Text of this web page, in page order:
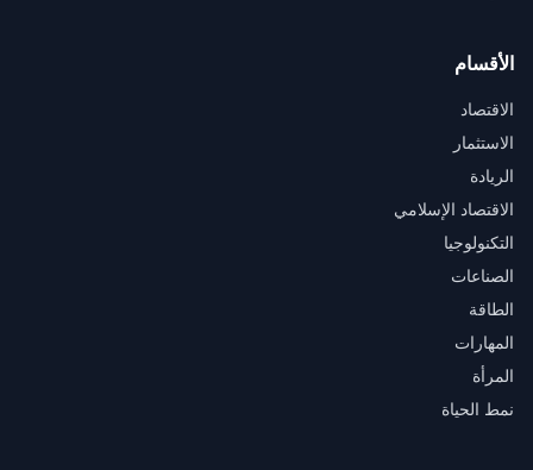
الأقسام
الاقتصاد
الاستثمار
الريادة
الاقتصاد الإسلامي
التكنولوجيا
الصناعات
الطاقة
المهارات
المرأة
نمط الحياة